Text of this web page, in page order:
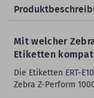
Mit welcher
Etiketten
Die Etiketten ERT-
Zebra Z-Perform